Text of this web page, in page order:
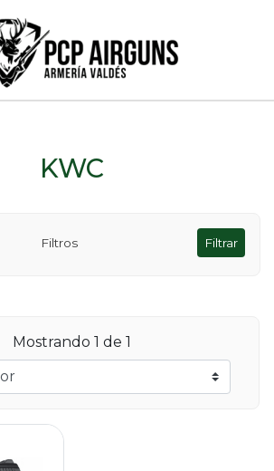
KWC
Filtros Filtrar
Mostrando 1 de 1